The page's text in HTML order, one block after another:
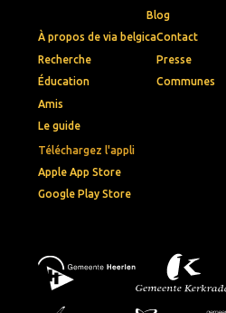
Téléchargez l'appli
Apple App Store
Google Play Store
Blog
À propos de via belgica
Recherche
Éducation
Amis
Le guide
Contact
Presse
Communes